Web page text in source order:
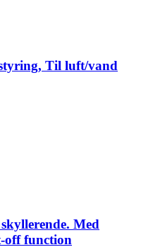
Til luft/vand
Med
off function